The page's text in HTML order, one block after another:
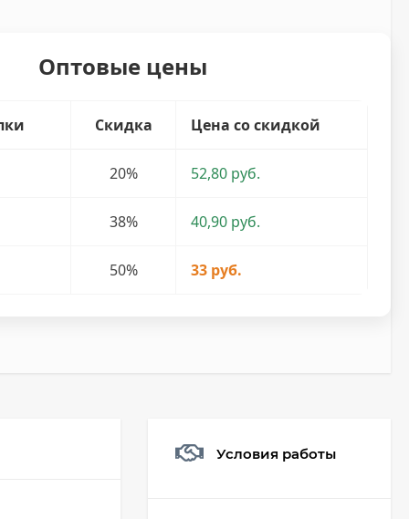
Оптовые цены
Скидка Цена со скидкой
20% 52,80 руб.
38% 40,90 руб.
50% 33 руб.
Условия работы